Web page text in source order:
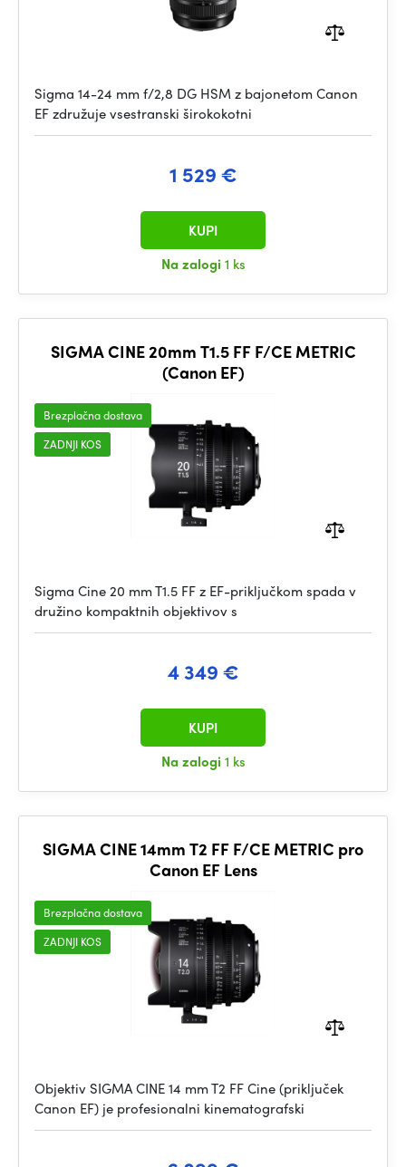
Sigma 14-24 mm f/2,8 DG HSM z bajonetom Canon
EF združuje vsestranski širokokotni
1 529 €
Na zalogi 1 ks
KUPI
SIGMA CINE 20mm T1.5 FF F/CE METRIC
(Canon EF)
Brezplačna dostava
ZADNJI KOS
Sigma Cine 20 mm T1.5 FF z EF-priključkom spada v
družino kompaktnih objektivov s
4 349 €
Na zalogi 1 ks
KUPI
SIGMA CINE 14mm T2 FF F/CE METRIC pro
Canon EF Lens
Brezplačna dostava
ZADNJI KOS
Objektiv SIGMA CINE 14 mm T2 FF Cine (priključek
Canon EF) je profesionalni kinematografski